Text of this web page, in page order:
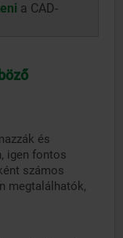
a CAD-
és
igen fontos
számos
megtalálhatók,